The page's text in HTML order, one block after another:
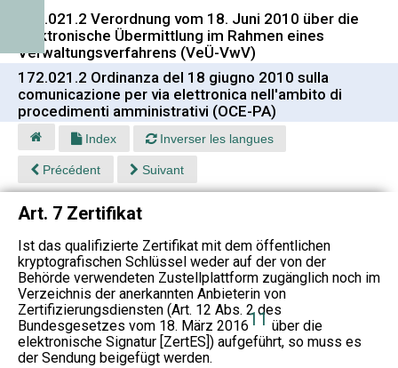
172.021.2 Verordnung vom 18. Juni 2010 über die
elektronische Übermittlung im Rahmen eines
Verwaltungsverfahrens (VeÜ-VwV)
172.021.2 Ordinanza del 18 giugno 2010 sulla
comunicazione per via elettronica nell'ambito di
procedimenti amministrativi (OCE-PA)
Index Inverser les langues
Précédent Suivant
Art. 7 Zertifikat
Ist das qualifizierte Zertifikat mit dem öffentlichen
kryptografischen Schlüssel weder auf der von der
Behörde verwendeten Zustellplattform zugänglich noch im
Verzeichnis der anerkannten Anbieterin von
Zertifizierungsdiensten (Art. 12 Abs. 2 des
Bundesgesetzes vom 18. März 201611 über die
elektronische Signatur [ZertES]) aufgeführt, so muss es
der Sendung beigefügt werden.